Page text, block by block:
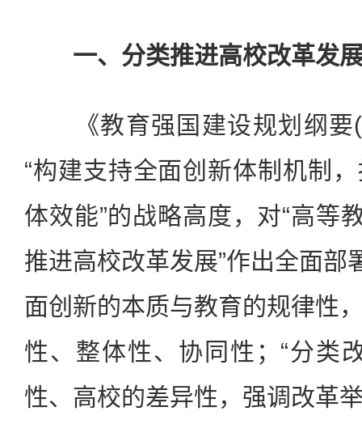
一、分类推进高校改革发
《教育强国建设规划纲要
“构建支持全面创新体制机制
体效能”的战略高度，对“高等
推进高校改革发展”作出全面部
面创新的本质与教育的规律性
性、整体性、协同性；“分类
性、高校的差异性，强调改革